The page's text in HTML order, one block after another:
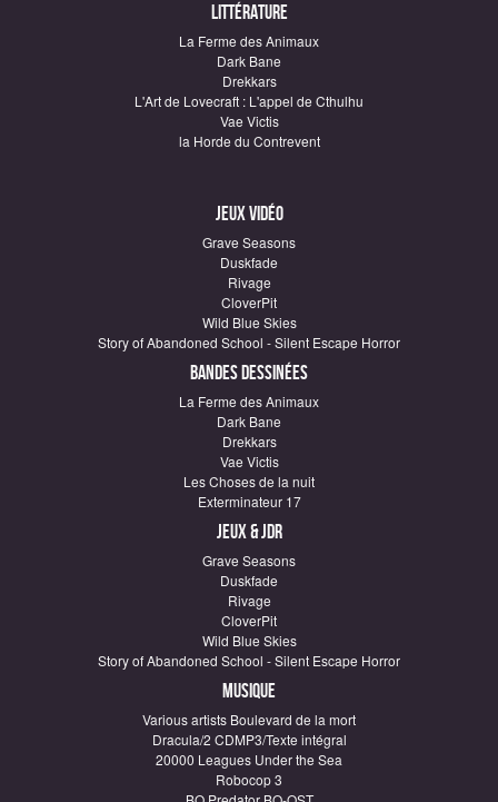
Littérature
La Ferme des Animaux
Dark Bane
Drekkars
L'Art de Lovecraft : L'appel de Cthulhu
Vae Victis
la Horde du Contrevent
Jeux vidéo
Grave Seasons
Duskfade
Rivage
CloverPit
Wild Blue Skies
Story of Abandoned School - Silent Escape Horror
Bandes dessinées
La Ferme des Animaux
Dark Bane
Drekkars
Vae Victis
Les Choses de la nuit
Exterminateur 17
Jeux & JDR
Grave Seasons
Duskfade
Rivage
CloverPit
Wild Blue Skies
Story of Abandoned School - Silent Escape Horror
Musique
Various artists Boulevard de la mort
Dracula/2 CDMP3/Texte intégral
20000 Leagues Under the Sea
Robocop 3